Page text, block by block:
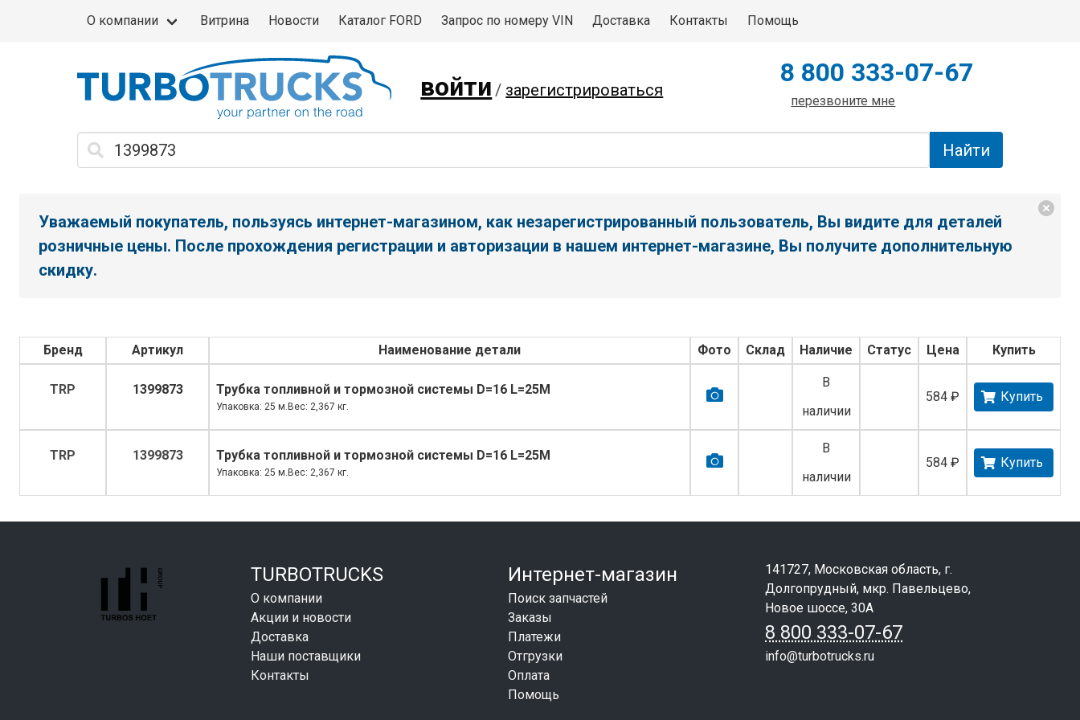
О компании Витрина Новости Каталог FORD Запрос по номеру VIN Доставка Контакты Помощь
войти / зарегистрироваться
8 800 333-07-67
перезвоните мне
Уважаемый покупатель, пользуясь интернет-магазином, как незарегистрированный пользователь, Вы видите для деталей
розничные цены. После прохождения регистрации и авторизации в нашем интернет-магазине, Вы получите дополнительную
скидку.
Бренд Артикул Наименование детали Фото Склад Наличие Статус Цена Купить
TRP 1399873 Трубка топливной и тормозной системы D=16 L=25M
Упаковка: 25 м.Вес: 2,367 кг.
В
наличии
584 ₽ Купить
TRP 1399873 Трубка топливной и тормозной системы D=16 L=25M
Упаковка: 25 м.Вес: 2,367 кг.
В
наличии
584 ₽ Купить
TURBOTRUCKS
О компании
Акции и новости
Доставка
Наши поставщики
Контакты
Интернет-магазин
Поиск запчастей
Заказы
Платежи
Отгрузки
Оплата
Помощь
141727, Московская область, г.
Долгопрудный, мкр. Павельцево,
Новое шоссе, 30А
8 800 333-07-67
info@turbotrucks.ru